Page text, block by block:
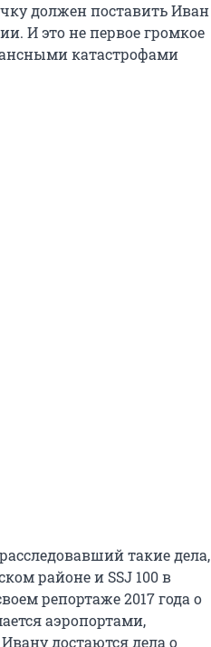
должен поставить Иван
И это не первое громкое
катастрофами
такие дела,
районе и SSJ 100 в
репортаже 2017 года о
аэропортами,
достаются дела о